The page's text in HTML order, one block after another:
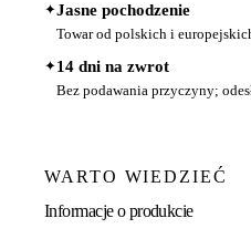
✦Jasne pochodzenie
Towar od polskich i
✦14 dni na zwrot
Bez podawania przyczyny;
WARTO WIEDZIEĆ
Informacje o produkcie